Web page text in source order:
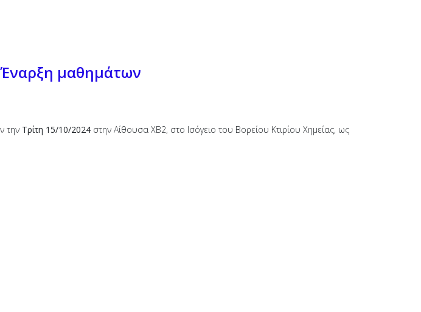
μαθημάτων
την Τρίτη 15/10/2024 στην Αίθουσα ΧΒ2, στο Ισόγειο του Βορείου Κτιρίου Χημείας, ως